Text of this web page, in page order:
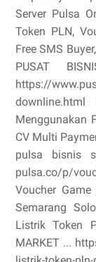
Server Pulsa
Token PLN,
Free SMS
PUSAT
https://
Menggunakan
CV Multi
pulsa bisnis
pulsa.co/p/
Voucher
Semarang
Listrik Token
MARKET ...